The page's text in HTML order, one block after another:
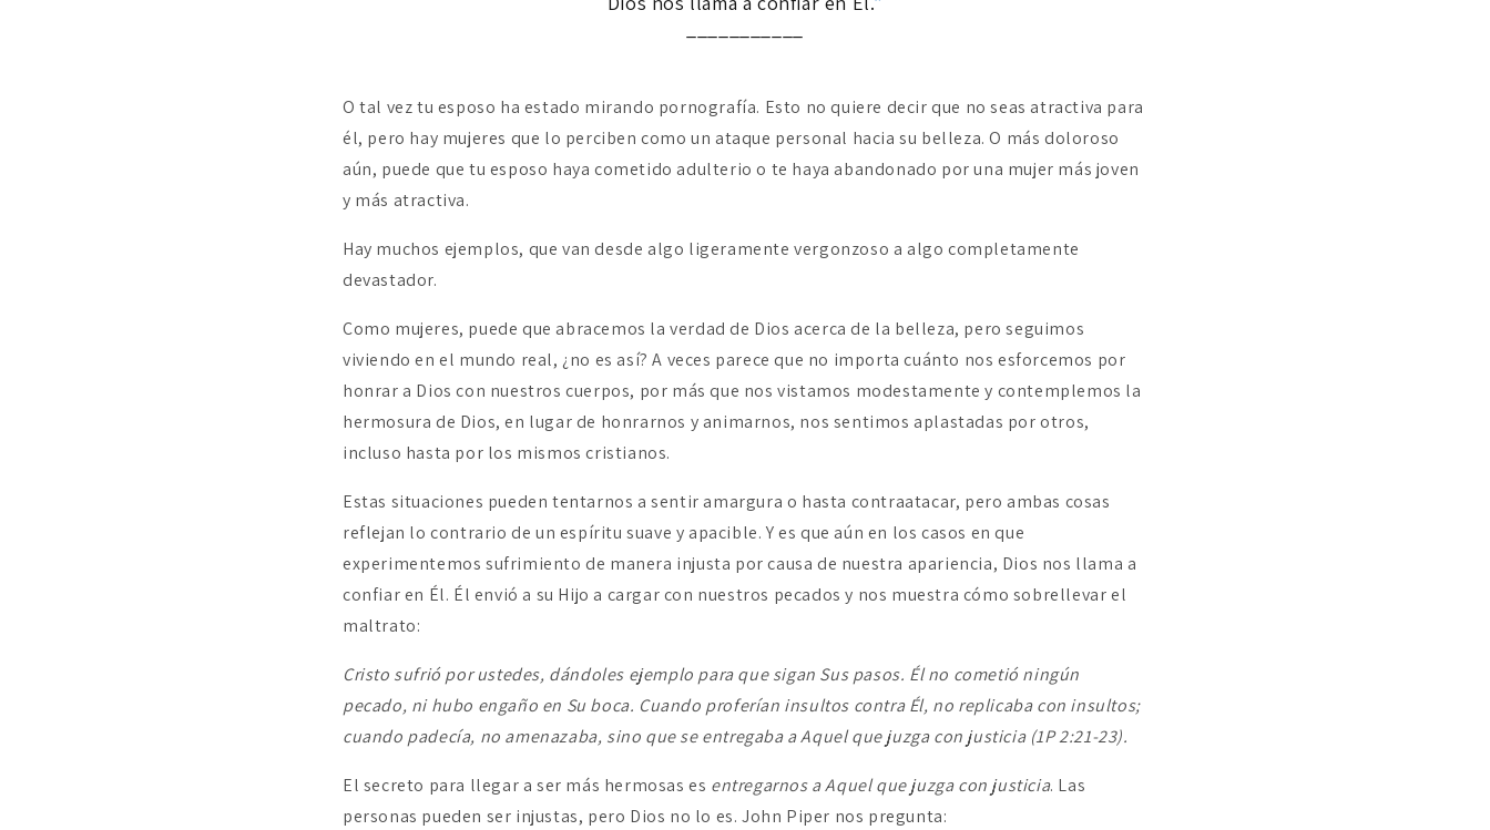
O tal vez tu esposo ha estado mirando pornografía. Esto no quiere decir que no seas atractiva para
él, pero hay mujeres que lo perciben como un ataque personal hacia su belleza. O más doloroso
aún, puede que tu esposo haya cometido adulterio o te haya abandonado por una mujer más joven
y más atractiva.
Hay muchos ejemplos, que van desde algo ligeramente vergonzoso a algo completamente
devastador.
Como mujeres, puede que abracemos la verdad de Dios acerca de la belleza, pero seguimos
viviendo en el mundo real, ¿no es así? A veces parece que no importa cuánto nos esforcemos por
honrar a Dios con nuestros cuerpos, por más que nos vistamos modestamente y contemplemos la
hermosura de Dios, en lugar de honrarnos y animarnos, nos sentimos aplastadas por otros,
incluso hasta por los mismos cristianos.
Estas situaciones pueden tentarnos a sentir amargura o hasta contraatacar, pero ambas cosas
reflejan lo contrario de un espíritu suave y apacible. Y es que aún en los casos en que
experimentemos sufrimiento de manera injusta por causa de nuestra apariencia, Dios nos llama a
confiar en Él. Él envió a su Hijo a cargar con nuestros pecados y nos muestra cómo sobrellevar el
maltrato:
Cristo sufrió por ustedes, dándoles ejemplo para que sigan Sus pasos. Él no cometió ningún
pecado, ni hubo engaño en Su boca. Cuando proferían insultos contra Él, no replicaba con insultos;
cuando padecía, no amenazaba, sino que se entregaba a Aquel que juzga con justicia (1P 2:21-23).
El secreto para llegar a ser más hermosas es entregarnos a Aquel que juzga con justicia. Las
personas pueden ser injustas, pero Dios no lo es. John Piper nos pregunta: